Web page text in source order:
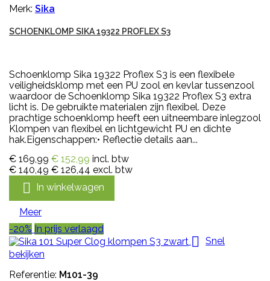
Merk: Sika
SCHOENKLOMP SIKA 19322 PROFLEX S3
Schoenklomp Sika 19322 Proflex S3 is een flexibele
veiligheidsklomp met een PU zool en kevlar tussenzool
waardoor de Schoenklomp Sika 19322 Proflex S3 extra
licht is. De gebruikte materialen zijn flexibel. Deze
prachtige schoenklomp heeft een uitneembare inlegzool
Klompen van flexibel en lichtgewicht PU en dichte
hak.Eigenschappen:• Reflectie details aan...
€ 169,99 € 152,99 incl. btw
€ 140,49 € 126,44 excl. btw
 In winkelwagen
Meer
-20% In prijs verlaagd
 Snel
bekijken
Referentie: M101-39